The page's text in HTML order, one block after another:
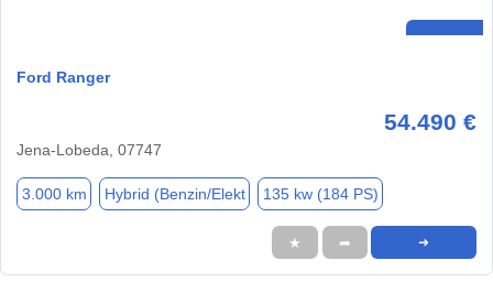
Ford Ranger
54.490 €
Jena-Lobeda, 07747
3.000 km Hybrid (Benzin/Elekt 135 kw (184 PS)
★ ➦ ➜